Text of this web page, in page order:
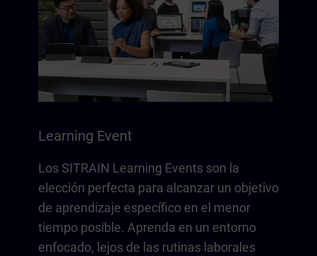
Learning Event
Los SITRAIN Learning Events son la
elección perfecta para alcanzar un objetivo
de aprendizaje específico en el menor
tiempo posible. Aprenda en un entorno
enfocado, lejos de las rutinas laborales